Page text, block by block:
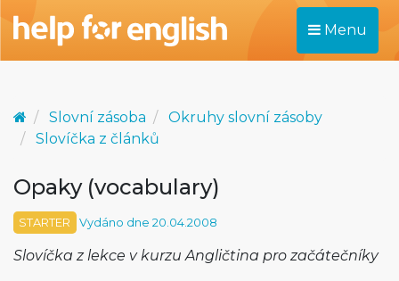
Menu
Slovní zásoba
Okruhy slovní zásoby
Slovíčka z článků
Opaky (vocabulary)
STARTER Vydáno dne 20.04.2008
Slovíčka z lekce v kurzu Angličtina pro začátečníky